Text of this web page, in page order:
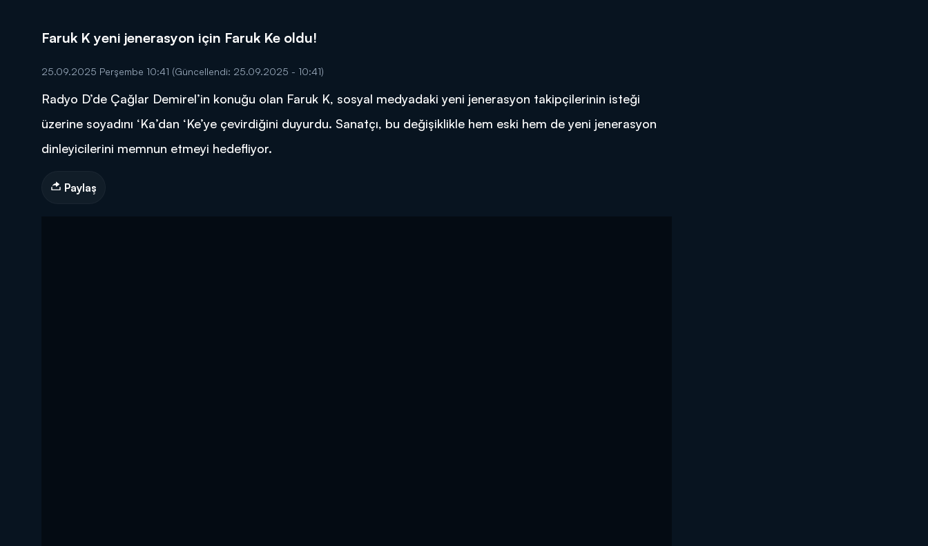
DİĞER SONUÇLAR
Faruk K yeni jenerasyon için Faruk Ke oldu!
25.09.2025 Perşembe 10:41 (Güncellendi: 25.09.2025 - 10:41)
Radyo D’de Çağlar Demirel’in konuğu olan Faruk K, sosyal medyadaki yeni jenerasyon takipçilerinin isteği
üzerine soyadını ‘Ka’dan ‘Ke’ye çevirdiğini duyurdu. Sanatçı, bu değişiklikle hem eski hem de yeni jenerasyon
dinleyicilerini memnun etmeyi hedefliyor.
Paylaş